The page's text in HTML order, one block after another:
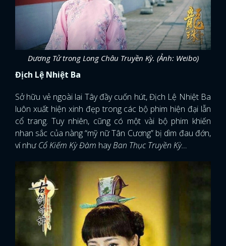
Dương Tử trong Long Châu Truyền Kỳ. (Ảnh: Weibo)
Địch Lệ Nhiệt Ba
Sở hữu vẻ ngoài lai Tây đầy cuốn hút, Địch Lệ Nhiệt Ba
luôn xuất hiện xinh đẹp trong các bộ phim hiện đại lẫn
cổ trang. Tuy nhiên, cũng có một vài bộ phim khiến
nhan sắc của nàng “mỹ nữ Tân Cương” bị dìm đau đớn,
ví như Cổ Kiếm Kỳ Đàm hayBan Thục Truyền Kỳ…